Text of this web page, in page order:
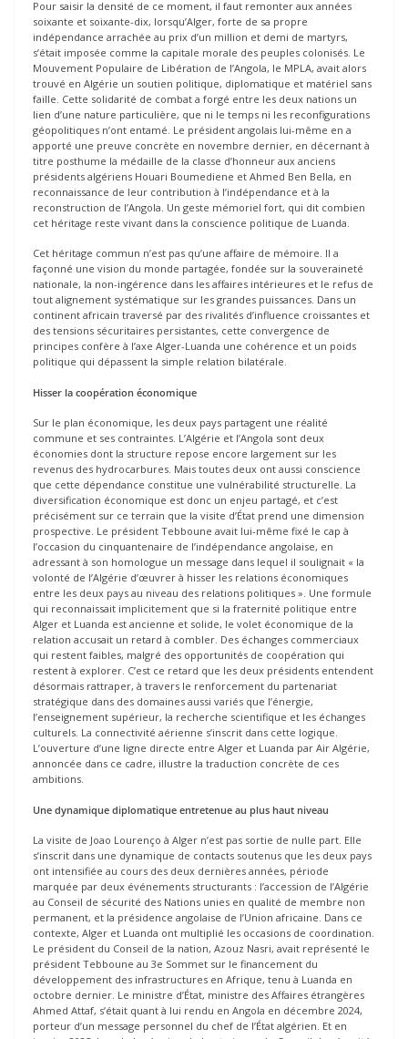
Pour saisir la densité de ce moment, il faut remonter aux années
soixante et soixante-dix, lorsqu’Alger, forte de sa propre
indépendance arrachée au prix d’un million et demi de martyrs,
s’était imposée comme la capitale morale des peuples colonisés. Le
Mouvement Populaire de Libération de l’Angola, le MPLA, avait alors
trouvé en Algérie un soutien politique, diplomatique et matériel sans
faille. Cette solidarité de combat a forgé entre les deux nations un
lien d’une nature particulière, que ni le temps ni les reconfigurations
géopolitiques n’ont entamé. Le président angolais lui-même en a
apporté une preuve concrète en novembre dernier, en décernant à
titre posthume la médaille de la classe d’honneur aux anciens
présidents algériens Houari Boumediene et Ahmed Ben Bella, en
reconnaissance de leur contribution à l’indépendance et à la
reconstruction de l’Angola. Un geste mémoriel fort, qui dit combien
cet héritage reste vivant dans la conscience politique de Luanda.
Cet héritage commun n’est pas qu’une affaire de mémoire. Il a
façonné une vision du monde partagée, fondée sur la souveraineté
nationale, la non-ingérence dans les affaires intérieures et le refus de
tout alignement systématique sur les grandes puissances. Dans un
continent africain traversé par des rivalités d’influence croissantes et
des tensions sécuritaires persistantes, cette convergence de
principes confère à l’axe Alger-Luanda une cohérence et un poids
politique qui dépassent la simple relation bilatérale.
Hisser la coopération économique
Sur le plan économique, les deux pays partagent une réalité
commune et ses contraintes. L’Algérie et l’Angola sont deux
économies dont la structure repose encore largement sur les
revenus des hydrocarbures. Mais toutes deux ont aussi conscience
que cette dépendance constitue une vulnérabilité structurelle. La
diversification économique est donc un enjeu partagé, et c’est
précisément sur ce terrain que la visite d’État prend une dimension
prospective. Le président Tebboune avait lui-même fixé le cap à
l’occasion du cinquantenaire de l’indépendance angolaise, en
adressant à son homologue un message dans lequel il soulignait « la
volonté de l’Algérie d’œuvrer à hisser les relations économiques
entre les deux pays au niveau des relations politiques ». Une formule
qui reconnaissait implicitement que si la fraternité politique entre
Alger et Luanda est ancienne et solide, le volet économique de la
relation accusait un retard à combler. Des échanges commerciaux
qui restent faibles, malgré des opportunités de coopération qui
restent à explorer. C’est ce retard que les deux présidents entendent
désormais rattraper, à travers le renforcement du partenariat
stratégique dans des domaines aussi variés que l’énergie,
l’enseignement supérieur, la recherche scientifique et les échanges
culturels. La connectivité aérienne s’inscrit dans cette logique.
L’ouverture d’une ligne directe entre Alger et Luanda par Air Algérie,
annoncée dans ce cadre, illustre la traduction concrète de ces
ambitions.
Une dynamique diplomatique entretenue au plus haut niveau
La visite de Joao Lourenço à Alger n’est pas sortie de nulle part. Elle
s’inscrit dans une dynamique de contacts soutenus que les deux pays
ont intensifiée au cours des deux dernières années, période
marquée par deux événements structurants : l’accession de l’Algérie
au Conseil de sécurité des Nations unies en qualité de membre non
permanent, et la présidence angolaise de l’Union africaine. Dans ce
contexte, Alger et Luanda ont multiplié les occasions de coordination.
Le président du Conseil de la nation, Azouz Nasri, avait représenté le
président Tebboune au 3e Sommet sur le financement du
développement des infrastructures en Afrique, tenu à Luanda en
octobre dernier. Le ministre d’État, ministre des Affaires étrangères
Ahmed Attaf, s’était quant à lui rendu en Angola en décembre 2024,
porteur d’un message personnel du chef de l’État algérien. Et en